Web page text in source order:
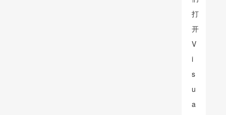
打
开
V
i
s
u
a